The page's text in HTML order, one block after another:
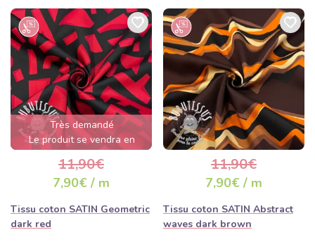
Très demandé
Le produit se vendra en
quelques heures
11,90€
7,90€ / m
Tissu coton SATIN Geometric
dark red
11,90€
7,90€ / m
Tissu coton SATIN Abstract
waves dark brown